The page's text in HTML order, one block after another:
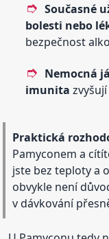
Současné
bolesti nebo
bezpečnost
Nemocná
imunita
Praktická
Pamyconem a
jste bez teploty a
obvykle není
v dávkování